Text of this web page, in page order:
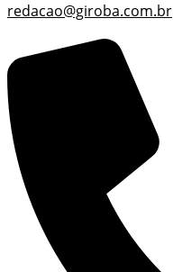
redacao@giroba.com.br